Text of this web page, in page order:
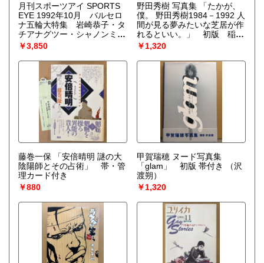
月刊スポーツアイ SPORTS
EYE 1992年10月 バルセロ
ナ五輪大特集 岩崎恭子・タ
チアナグツー・シャノンミラ
ー・ボンタシュ・ボギンスカ
ヤ・ジーナゴージャン・オノ
ディ・小菅麻里・川本ゆか
り・山田海蜂・ティモシェン
コ・池谷幸雄・江頭美奈子・
山尾朱子・二関亜由美・新体
操・フィギュアスケート・水
泳・バレーボール・ジュニア
スポーツ 他
￥3,850
野田秀樹 写真集 「たかが、
僕。 野田秀樹1984－1992 人
間が見る夢みたいな芝居が作
れるといい。」 初版 稲越
功一 全撮影
￥1,320
藤巻一保 「安倍晴明 謎の大
陰陽師とその占術」 帯・管
理カード付き
￥880
甲賀瑞穂 ヌード写真集
「glam」 初版 帯付き
（沢
渡朔）
￥1,320